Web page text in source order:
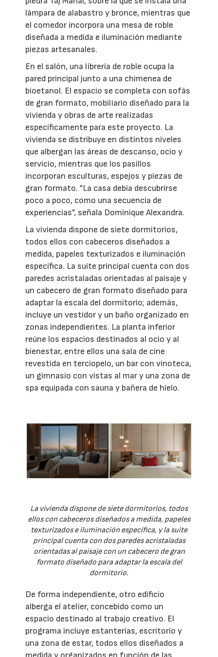
lámpara de alabastro y bronce, mientras que
el comedor incorpora una mesa de roble
diseñada a medida e iluminación mediante
piezas artesanales.
En el salón, una librería de roble ocupa la
pared principal junto a una chimenea de
bioetanol. El espacio se completa con sofás
de gran formato, mobiliario diseñado para la
vivienda y obras de arte realizadas
específicamente para este proyecto. La
vivienda se distribuye en distintos niveles
que albergan las áreas de descanso, ocio y
servicio, mientras que los pasillos
incorporan esculturas, espejos y piezas de
gran formato. "La casa debía descubrirse
poco a poco, como una secuencia de
experiencias", señala Dominique Alexandra.
La vivienda dispone de siete dormitorios,
todos ellos con cabeceros diseñados a
medida, papeles texturizados e iluminación
específica. La suite principal cuenta con dos
paredes acristaladas orientadas al paisaje y
un cabecero de gran formato diseñado para
adaptar la escala del dormitorio; además,
incluye un vestidor y un baño organizado en
zonas independientes. La planta inferior
reúne los espacios destinados al ocio y al
bienestar, entre ellos una sala de cine
revestida en terciopelo, un bar con vinoteca,
un gimnasio con vistas al mar y una zona de
spa equipada con sauna y bañera de hielo.
La vivienda dispone de siete dormitorios, todos
ellos con cabeceros diseñados a medida, papeles
texturizados e iluminación específica, y la suite
principal cuenta con dos paredes acristaladas
orientadas al paisaje con un cabecero de gran
formato diseñado para adaptar la escala del
dormitorio.
De forma independiente, otro edificio
alberga el atelier, concebido como un
espacio destinado al trabajo creativo. El
programa incluye estanterías, escritorio y
una zona de estar, todos ellos diseñados a